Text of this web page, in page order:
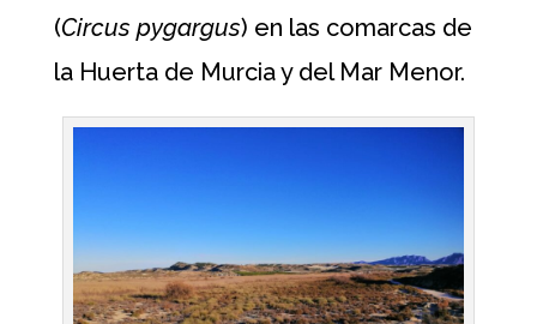
(Circus pygargus) en las comarcas de
la Huerta de Murcia y del Mar Menor.